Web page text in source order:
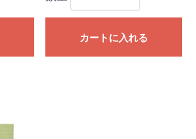
カートに入れる